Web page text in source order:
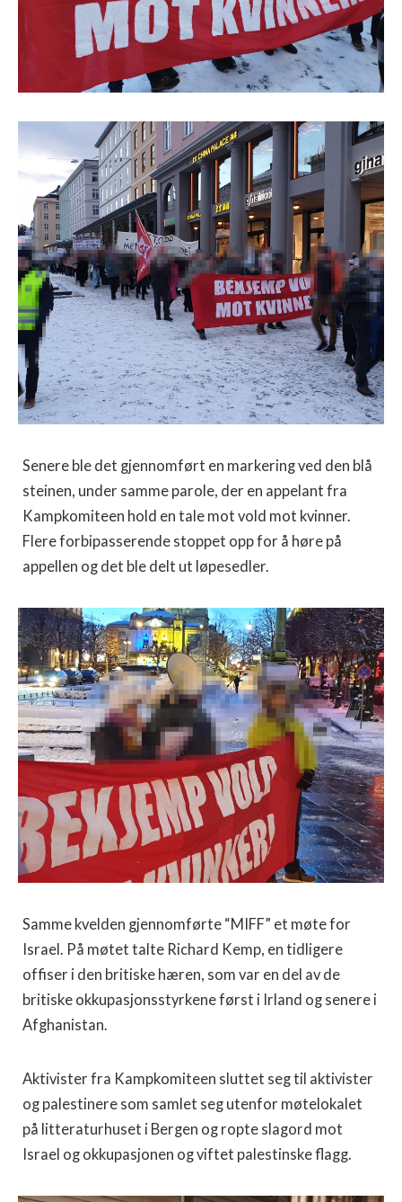
Senere ble det gjennomført en markering ved den blå
steinen, under samme parole, der en appelant fra
Kampkomiteen hold en tale mot vold mot kvinner.
Flere forbipasserende stoppet opp for å høre på
appellen og det ble delt ut løpesedler.
Samme kvelden gjennomførte “MIFF” et møte for
Israel. På møtet talte Richard Kemp, en tidligere
offiser i den britiske hæren, som var en del av de
britiske okkupasjonsstyrkene først i Irland og senere i
Afghanistan.
Aktivister fra Kampkomiteen sluttet seg til aktivister
og palestinere som samlet seg utenfor møtelokalet
på litteraturhuset i Bergen og ropte slagord mot
Israel og okkupasjonen og viftet palestinske flagg.